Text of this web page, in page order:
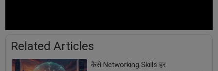
का बिजनेस शुरू कर सकते हैं. इसकी फ्रेंचाइजी के लिए आपको एक बड़े
इन्वेस्टमेंट की आवश्यकता नहीं है. 10*10 का एक छोटा एरिया पर्याप्त होगा.
Share Now
Related Articles
कैसे Networking Skills हर